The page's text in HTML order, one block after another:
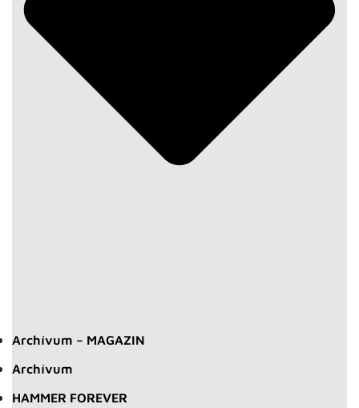
Archívum – MAGAZIN
Archívum
HAMMER FOREVER